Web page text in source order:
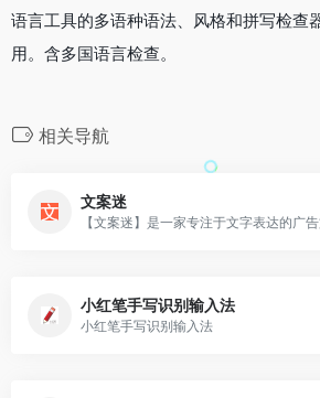
语言工具的多语种语法、风格和拼写检查
用。含多国语言检查。
相关导航
文案迷
小红笔手写识别输入法
小红笔手写识别输入法